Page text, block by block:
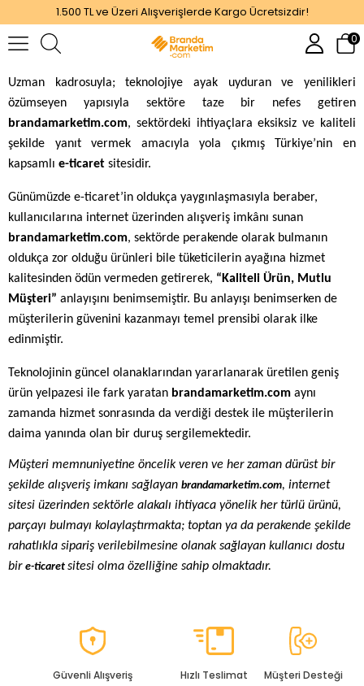
1.500 TL ve Üzeri Alışverişlerde Kargo Ücretsizdir!
0
Uzman kadrosuyla; teknolojiye ayak uyduran ve yenilikleri
özümseyen yapısıyla sektöre taze bir nefes getiren
brandamarketim.com, sektördeki ihtiyaçlara eksiksiz ve kaliteli
şekilde yanıt vermek amacıyla yola çıkmış Türkiye’nin en
kapsamlı e-ticaret sitesidir.
Günümüzde e-ticaret’in oldukça yaygınlaşmasıyla beraber,
kullanıcılarına internet üzerinden alışveriş imkânı sunan
brandamarketim.com, sektörde perakende olarak bulmanın
oldukça zor olduğu ürünleri bile tüketicilerin ayağına hizmet
kalitesinden ödün vermeden getirerek, “Kaliteli Ürün, Mutlu
Müşteri” anlayışını benimsemiştir. Bu anlayışı benimserken de
müşterilerin güvenini kazanmayı temel prensibi olarak ilke
edinmiştir.
Teknolojinin güncel olanaklarından yararlanarak üretilen geniş
ürün yelpazesi ile fark yaratan brandamarketim.com aynı
zamanda hizmet sonrasında da verdiği destek ile müşterilerin
daima yanında olan bir duruş sergilemektedir.
Müşteri memnuniyetine öncelik veren ve her zaman dürüst bir
şekilde alışveriş imkanı sağlayan brandamarketim.com, internet
sitesi üzerinden sektörle alakalı ihtiyaca yönelik her türlü ürünü,
parçayı bulmayı kolaylaştırmakta; toptan ya da perakende şekilde
rahatlıkla sipariş verilebilmesine olanak sağlayan kullanıcı dostu
bir e-ticaret sitesi olma özelliğine sahip olmaktadır.
Güvenli Alışveriş Hızlı Teslimat Müşteri Desteği